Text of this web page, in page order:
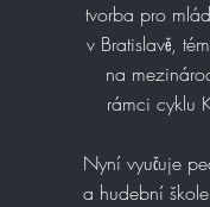
tvorba pro
v Bratislavě,
na
rámci cyklu
Nyní vyučuje
a hudební